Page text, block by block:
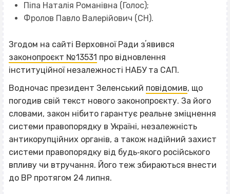
Піпа Наталія Романівна (Голос);
Фролов Павло Валерійович (СН).
Згодом на сайті Верховної Ради зʼявився
законопроєкт №13531 про відновлення
інституційної незалежності НАБУ та САП.
Водночас президент Зеленський повідомив, що
погодив свій текст нового законопроєкту. За його
словами, закон нібито гарантує реальне зміцнення
системи правопорядку в Україні, незалежність
антикорупційних органів, а також надійний захист
системи правопорядку від будь‐якого російського
впливу чи втручання. Його теж збираються внести
до ВР протягом 24 липня.